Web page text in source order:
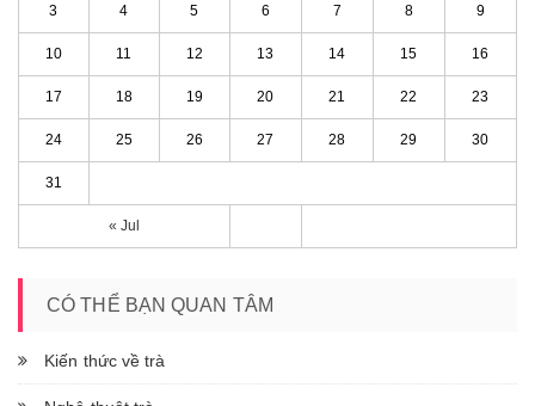
« Jul
3 4 5 6 7 8 9
10 11 12 13 14 15 16
17 18 19 20 21 22 23
24 25 26 27 28 29 30
31
CÓ THỂ BẠN QUAN TÂM
Kiến thức về trà